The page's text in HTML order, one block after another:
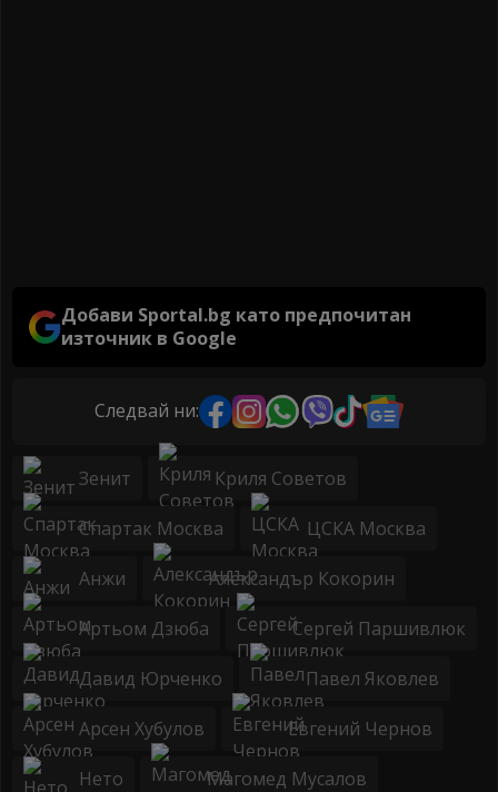
Добави Sportal.bg като предпочитан
източник в Google
Следвай ни:
Зенит Криля Советов
Спартак Москва ЦСКА Москва
Анжи Александър Кокорин
Артьом Дзюба Сергей Паршивлюк
Давид Юрченко Павел Яковлев
Арсен Хубулов Евгений Чернов
Нето Магомед Мусалов